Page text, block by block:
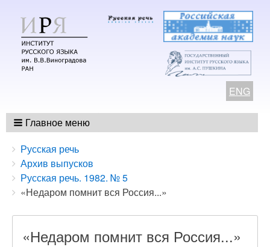
ENG
Главное меню
Breadcrumbs
You
are
here:
Русская речь
Архив выпусков
Русская речь. 1982. № 5
«Недаром помнит вся Россия...»
«Недаром помнит вся Россия...»